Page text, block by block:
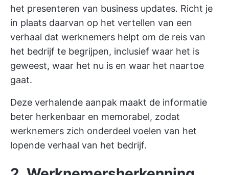
het presenteren van business updates. Richt je
in plaats daarvan op het vertellen van een
verhaal dat werknemers helpt om de reis van
het bedrijf te begrijpen, inclusief waar het is
geweest, waar het nu is en waar het naartoe
gaat.
Deze verhalende aanpak maakt de informatie
beter herkenbaar en memorabel, zodat
werknemers zich onderdeel voelen van het
lopende verhaal van het bedrijf.